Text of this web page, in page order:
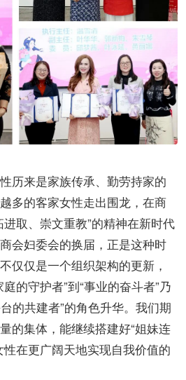
来是家族传承、勤劳持家的
多的客家女性走出围龙，在商
取、崇文重教”的精神在新时代
会妇委会的换届，正是这种时
仅仅是一个组织架构的更新，
的守护者”到“事业的奋斗者”乃
的共建者”的角色升华。我们期
的集体，能继续搭建好“姐妹连
在更广阔天地实现自我价值的